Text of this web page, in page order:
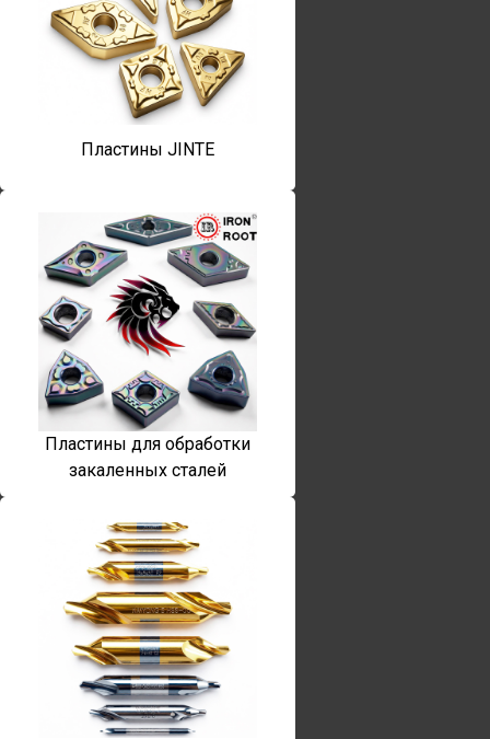
Пластины JINTE
Пластины для обработки
закаленных сталей